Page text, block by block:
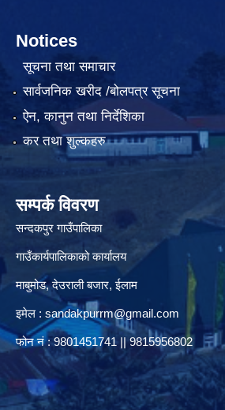
Notices
सूचना तथा समाचार
सार्वजनिक खरीद /बोलपत्र सूचना
ऐन, कानुन तथा निर्देशिका
कर तथा शुल्कहरु
सम्पर्क विवरण
सन्दकपुर गाउँपालिका
गाउँकार्यपालिकाको कार्यालय
माबुमोड, देउराली बजार, ईलाम
इमेल : sandakpurrm@gmail.com
फोन नं : 9801451741 || 9815956802